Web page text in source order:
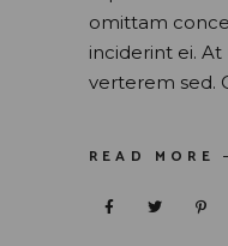
omittam
inciderint ei.
verterem sed.
READ MORE